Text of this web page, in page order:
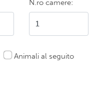
N.ro camere:
Animali al seguito